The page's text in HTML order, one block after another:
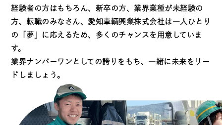
経験者の方はもちろん、新卒の方、業界業種が未経験の
方、転職のみなさん、愛知車輌興業株式会社は一人ひとり
の「夢」に応えるため、多くのチャンスを用意していま
す。
業界ナンバーワンとしての誇りをもち、一緒に未来をリー
ドしましょう。